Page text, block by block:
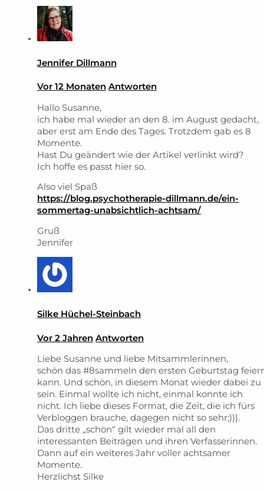
Jennifer Dillmann
Vor 12 Monaten Antworten
Hallo Susanne,
ich habe mal wieder an den 8. im August gedacht,
aber erst am Ende des Tages. Trotzdem gab es 8
Momente.
Hast Du geändert wie der Artikel verlinkt wird?
Ich hoffe es passt hier so.
Also viel Spaß
https://blog.psychotherapie-dillmann.de/ein-
sommertag-unabsichtlich-achtsam/
Gruß
Jennifer
Silke Hüchel-Steinbach
Vor 2 Jahren Antworten
Liebe Susanne und liebe Mitsammlerinnen,
schön das #8sammeln den ersten Geburtstag
kann. Und schön, in diesem Monat wieder dabei zu
sein. Einmal wollte ich nicht, einmal konnte ich
nicht. Ich liebe dieses Format, die Zeit, die ich fürs
Verbloggen brauche, dagegen nicht so sehr;))).
Das dritte „schön“ gilt wieder mal all den
interessanten Beiträgen und ihren Verfasserinnen.
Dann auf ein weiteres Jahr voller achtsamer
Momente.
Herzlichst Silke